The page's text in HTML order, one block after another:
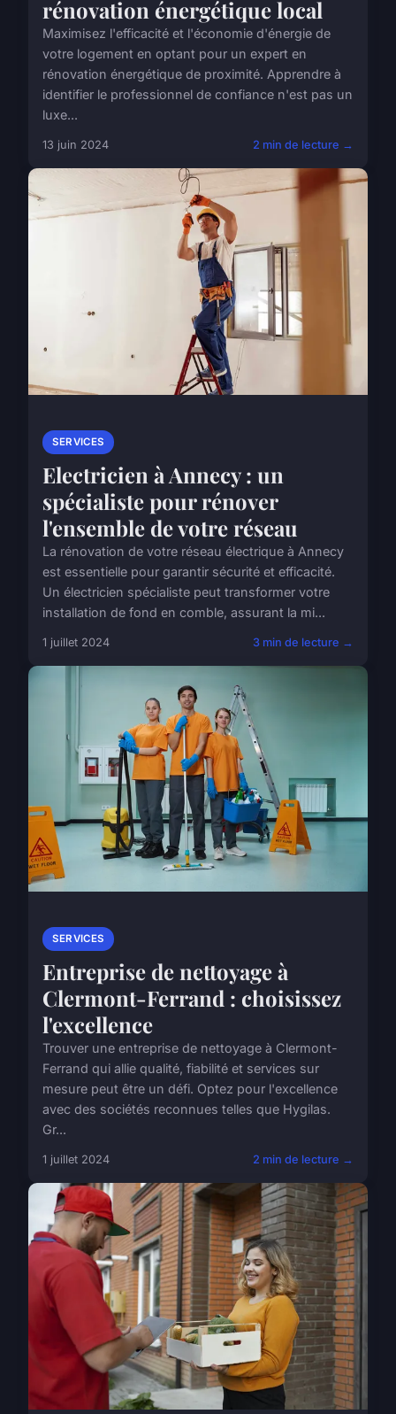
rénovation énergétique local
Maximisez l'efficacité et l'économie d'énergie de
votre logement en optant pour un expert en
rénovation énergétique de proximité. Apprendre à
identifier le professionnel de confiance n'est pas un
luxe...
13 juin 2024 2 min de lecture →
SERVICES
Electricien à Annecy : un
spécialiste pour rénover
l'ensemble de votre réseau
La rénovation de votre réseau électrique à Annecy
est essentielle pour garantir sécurité et efficacité.
Un électricien spécialiste peut transformer votre
installation de fond en comble, assurant la mi...
1 juillet 2024 3 min de lecture →
SERVICES
Entreprise de nettoyage à
Clermont-Ferrand : choisissez
l'excellence
Trouver une entreprise de nettoyage à Clermont-
Ferrand qui allie qualité, fiabilité et services sur
mesure peut être un défi. Optez pour l'excellence
avec des sociétés reconnues telles que Hygilas.
Gr...
1 juillet 2024 2 min de lecture →